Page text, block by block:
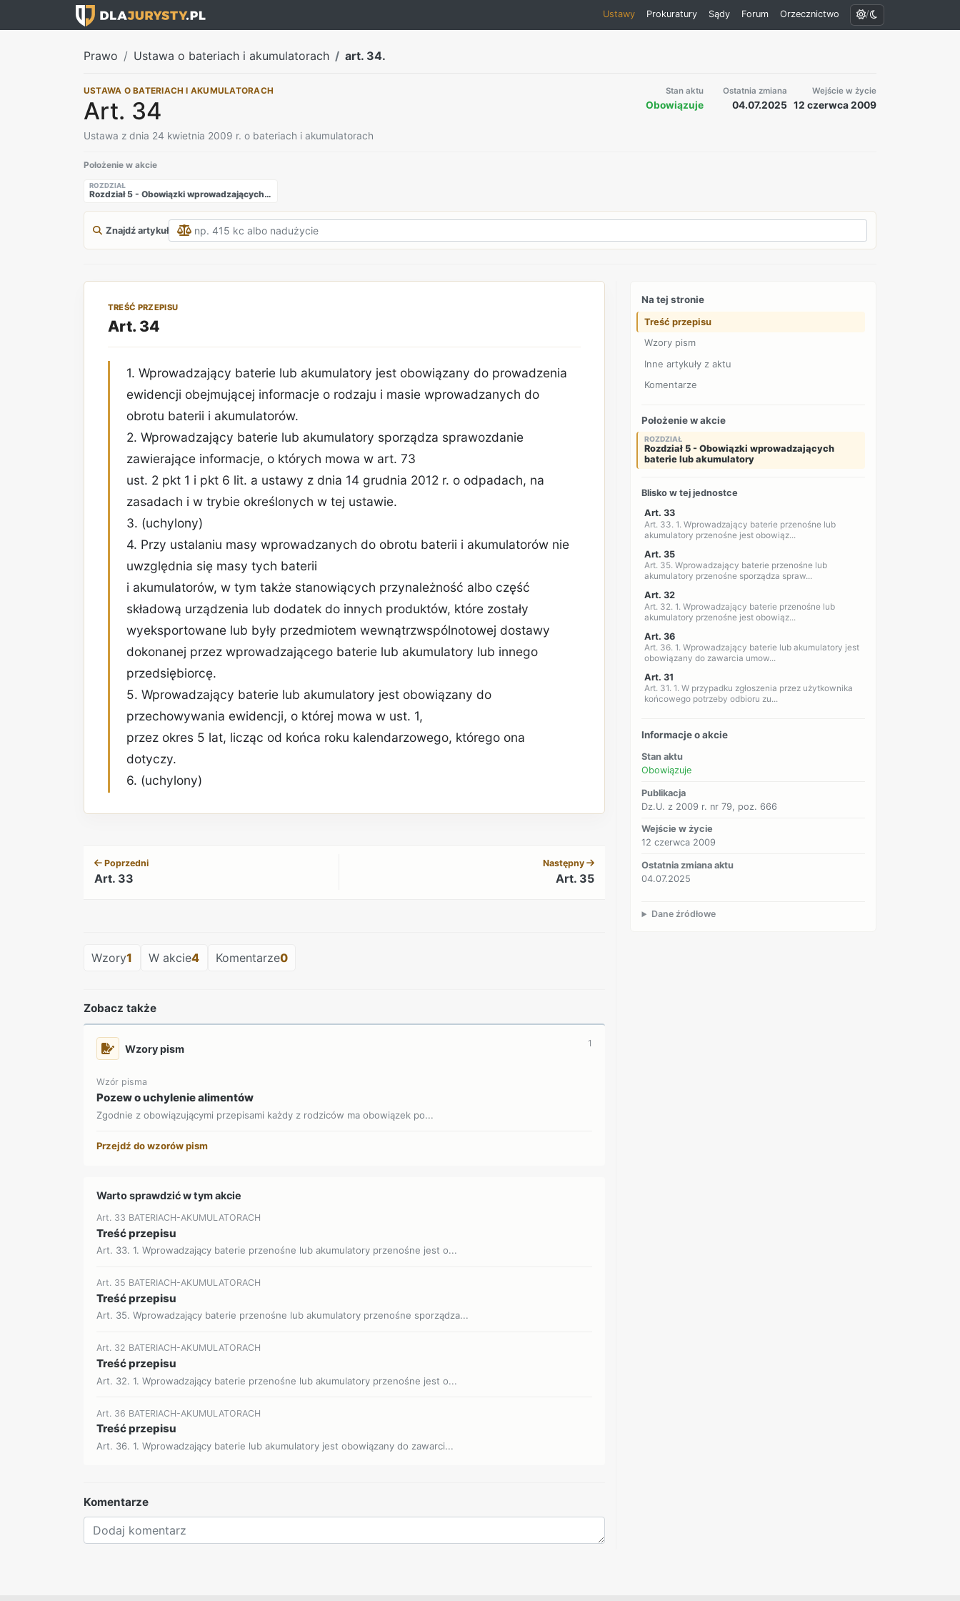
Ustawy Prokuratury Sądy Forum Orzecznictwo /
Prawo Ustawa o bateriach i akumulatorach art. 34.
USTAWA O BATERIACH I AKUMULATORACH
Art. 34
Ustawa z dnia 24 kwietnia 2009 r. o bateriach i akumulatorach
Stan aktu
Obowiązuje
Ostatnia zmiana
04.07.2025
Wejście w życie
12 czerwca 2009
Położenie w akcie
ROZDZIAŁ
Rozdział 5 - Obowiązki wprowadzających baterie lub akumulatory
Znajdź artykuł
TREŚĆ PRZEPISU
Art. 34
1. Wprowadzający baterie lub akumulatory jest obowiązany do prowadzenia
ewidencji obejmującej informacje o rodzaju i masie wprowadzanych do
obrotu baterii i akumulatorów.
2. Wprowadzający baterie lub akumulatory sporządza sprawozdanie
zawierające informacje, o których mowa w art. 73
ust. 2 pkt 1 i pkt 6 lit. a ustawy z dnia 14 grudnia 2012 r. o odpadach, na
zasadach i w trybie określonych w tej ustawie.
3. (uchylony)
4. Przy ustalaniu masy wprowadzanych do obrotu baterii i akumulatorów nie
uwzględnia się masy tych baterii
i akumulatorów, w tym także stanowiących przynależność albo część
składową urządzenia lub dodatek do innych produktów, które zostały
wyeksportowane lub były przedmiotem wewnątrzwspólnotowej dostawy
dokonanej przez wprowadzającego baterie lub akumulatory lub innego
przedsiębiorcę.
5. Wprowadzający baterie lub akumulatory jest obowiązany do
przechowywania ewidencji, o której mowa w ust. 1,
przez okres 5 lat, licząc od końca roku kalendarzowego, którego ona
dotyczy.
6. (uchylony)
Poprzedni
Art. 33
Następny
Art. 35
Wzory1 W akcie4 Komentarze0
Zobacz także
Wzory pism 1
Wzór pisma
Pozew o uchylenie alimentów
Zgodnie z obowiązującymi przepisami każdy z rodziców ma obowiązek po...
Przejdź do wzorów pism
Warto sprawdzić w tym akcie
Art. 33 BATERIACH-AKUMULATORACH
Treść przepisu
Art. 33. 1. Wprowadzający baterie przenośne lub akumulatory przenośne jest o...
Art. 35 BATERIACH-AKUMULATORACH
Treść przepisu
Art. 35. Wprowadzający baterie przenośne lub akumulatory przenośne sporządza...
Art. 32 BATERIACH-AKUMULATORACH
Treść przepisu
Art. 32. 1. Wprowadzający baterie przenośne lub akumulatory przenośne jest o...
Art. 36 BATERIACH-AKUMULATORACH
Treść przepisu
Art. 36. 1. Wprowadzający baterie lub akumulatory jest obowiązany do zawarci...
Komentarze
Na tej stronie
Treść przepisu
Wzory pism
Inne artykuły z aktu
Komentarze
Położenie w akcie
ROZDZIAŁ
Rozdział 5 - Obowiązki wprowadzających
baterie lub akumulatory
Blisko w tej jednostce
Art. 33
Art. 33. 1. Wprowadzający baterie przenośne lub
akumulatory przenośne jest obowiąz...
Art. 35
Art. 35. Wprowadzający baterie przenośne lub
akumulatory przenośne sporządza spraw...
Art. 32
Art. 32. 1. Wprowadzający baterie przenośne lub
akumulatory przenośne jest obowiąz...
Art. 36
Art. 36. 1. Wprowadzający baterie lub akumulatory jest
obowiązany do zawarcia umow...
Art. 31
Art. 31. 1. W przypadku zgłoszenia przez użytkownika
końcowego potrzeby odbioru zu...
Informacje o akcie
Stan aktu
Obowiązuje
Publikacja
Dz.U. z 2009 r. nr 79, poz. 666
Wejście w życie
12 czerwca 2009
Ostatnia zmiana aktu
04.07.2025
Dane źródłowe